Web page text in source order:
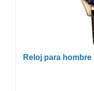
Reloj para hombre